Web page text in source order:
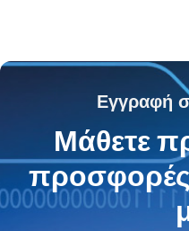
Εγγραφή
Μάθετε
προσφορές